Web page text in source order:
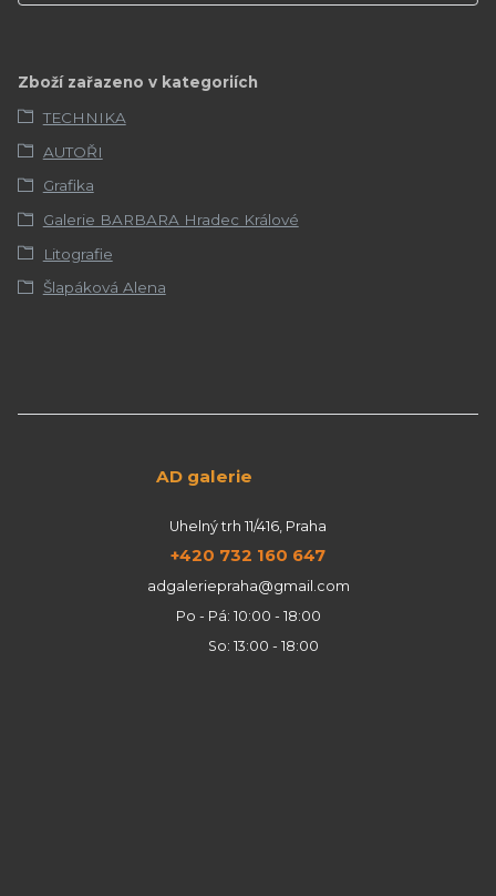
Zboží zařazeno v kategoriích
TECHNIKA
AUTOŘI
Grafika
Galerie BARBARA Hradec Králové
Litografie
Šlapáková Alena
AD galerie
Uhelný trh 11/416, Praha
+420 732 160 647
adgaleriepraha@gmail.com
Po - Pá: 10:00 - 18:00
So: 13:00 - 18:00